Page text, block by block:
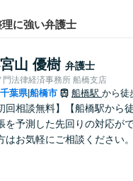
に強い弁護士
山 優樹 弁護士
門法律経済事務所 船橋支店
千葉県|船橋市 船橋駅 から徒
回相談無料】【船橋駅か
を予測した先回りの対応が
はお気軽にご相談ください。